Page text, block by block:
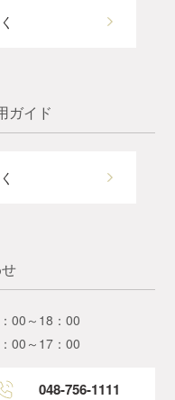
ガイド
00～18：00
00～17：00
048-756-1111